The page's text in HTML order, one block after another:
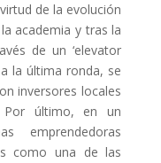
de la evolución
academia y tras la
de un ‘elevator
la última ronda, se
inversores locales
Por último, en un
emprendedoras
como una de las